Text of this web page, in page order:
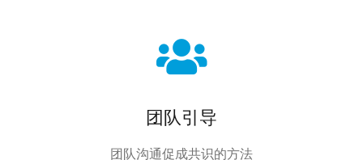
团队引导
团队沟通促成共识的方法